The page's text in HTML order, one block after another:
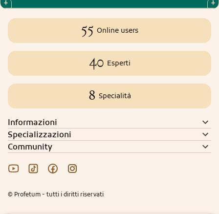
55 Online users
40 Esperti
8 Specialità
Informazioni
Specializzazioni
Community
© Profetum - tutti i diritti riservati